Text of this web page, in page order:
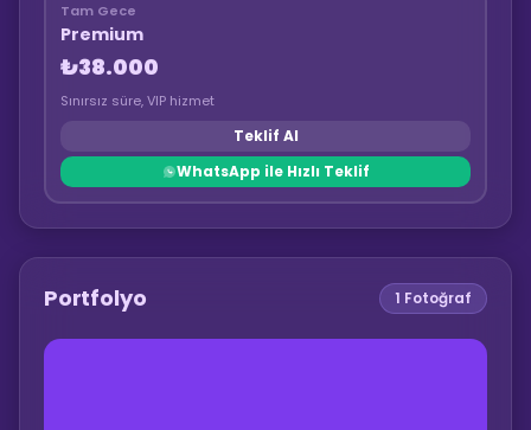
Tam Gece
Premium
₺38.000
Sınırsız süre, VIP hizmet
Teklif Al
WhatsApp ile Hızlı Teklif
Portfolyo 1 Fotoğraf